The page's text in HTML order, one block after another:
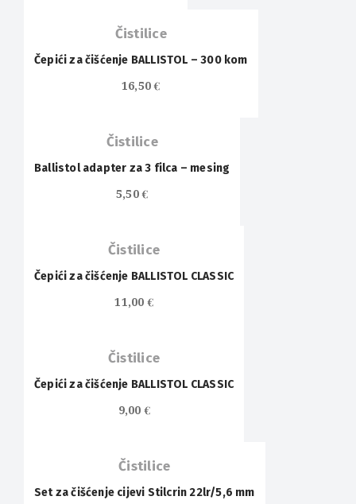
Čistilice
Čepići za čišćenje BALLISTOL – 300 kom
16,50€
Čistilice
Ballistol adapter za 3 filca – mesing
5,50€
Čistilice
Čepići za čišćenje BALLISTOL CLASSIC
11,00€
Čistilice
Čepići za čišćenje BALLISTOL CLASSIC
9,00€
Čistilice
Set za čišćenje cijevi Stilcrin 22lr/5,6 mm